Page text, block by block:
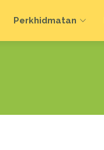
Perkhidmatan